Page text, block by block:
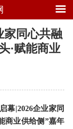
家同心共融
·赋能商业
幕|2026企业家同
商业供给侧”嘉年